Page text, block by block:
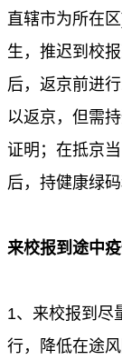
直辖市为所在区
生，推迟到校
后，返京前进行
以返京，但需
证明；在抵京
后，持健康绿
来校报到途中
1、 来校报到尽
行，降低在途风